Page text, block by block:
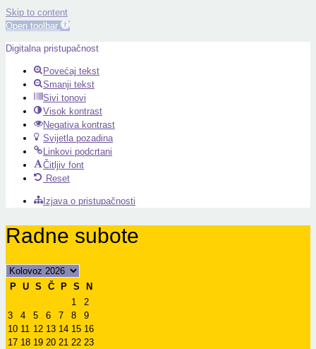
Skip to content
Open toolbar
Digitalna pristupačnost
Povećaj tekst
Smanji tekst
Sivi tonovi
Visok kontrast
Negativa kontrast
Svijetla pozadina
Linkovi podcrtani
Čitljiv font
Reset
Izjava o pristupačnosti
Radne subote
P U S Č P S
N
1
2
3
4 5 6 7 8
9
10 11 12 13 14 15 16
17 18 19 20 21 22 23